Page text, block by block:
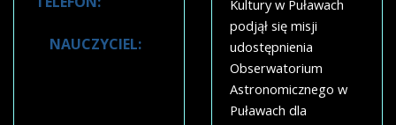
NAUCZYCIEL:
Kultury w Puławach
podjął się misji
udostępnienia
Obserwatorium
Astronomicznego w
Puławach dla